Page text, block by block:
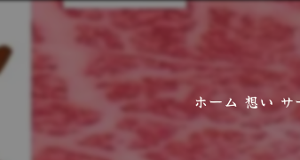
ホーム 想い サ